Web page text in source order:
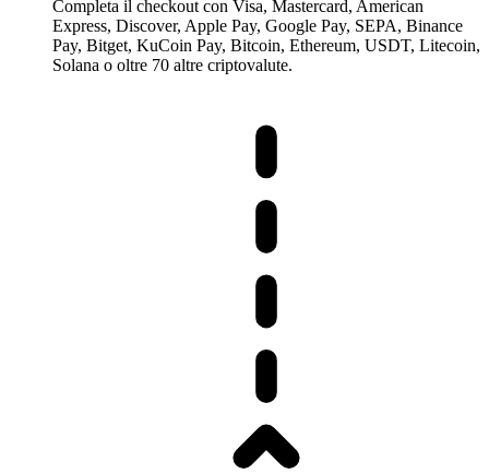
Completa il checkout con Visa, Mastercard, American
Express, Discover, Apple Pay, Google Pay, SEPA, Binance
Pay, Bitget, KuCoin Pay, Bitcoin, Ethereum, USDT, Litecoin,
Solana o oltre 70 altre criptovalute.